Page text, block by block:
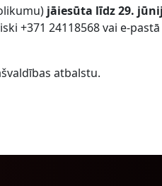
jāiesūta līdz 29.
+371 24118568 vai e-pastā
atbalstu.